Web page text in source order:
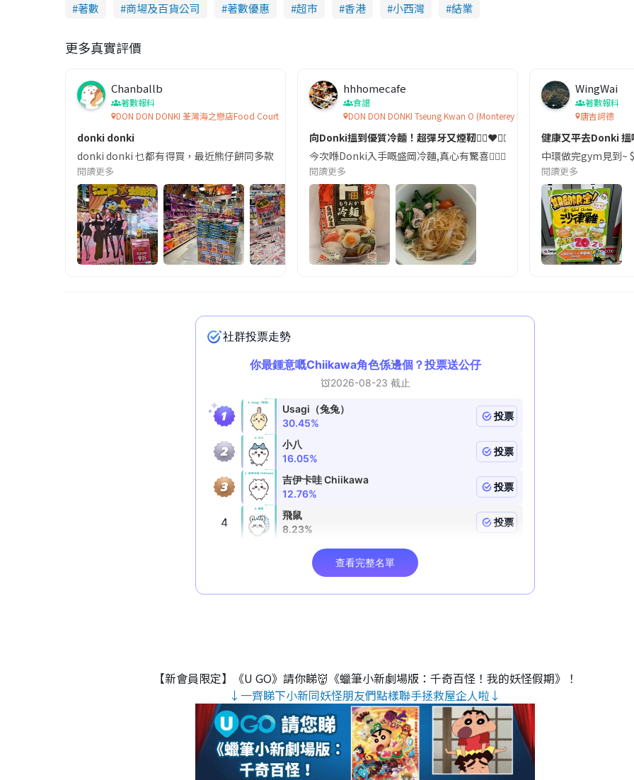
著數 商場及百貨公司 著數優惠 超市 香港 小西灣 結業
更多真實評價
Chanballb
著數報料
DON DON DONKI 荃灣海之戀店Food Court
donki donki
donki donki 乜都有得買，最近熊仔餅同多款日本零食都做緊優惠，好抵食。 #優惠 #折扣 #折扣優惠 #著數 #限時優惠 #清
閱讀更多
hhhomecafe
食譜
DON DON DONKI Tseung Kwan O (Monterey Place) Store
向Donki搵到優質冷麵！超彈牙又煙靭👍🏼❤️👏🏼🎉
今次喺Donki入手嘅盛岡冷麵,真心有驚喜👍🏼👍🏼👍🏼👍🏼麵身晶瑩帶彈
閱讀更多
WingWai
著數報料
唐吉訶德
健康又平去Donki 搵
中環做完gym見到~
閱讀更多
【新會員限定】《U GO》請你睇👹《蠟筆小新劇場版：千奇百怪！我的妖怪假期》！
↓一齊睇下小新同妖怪朋友們點樣聯手拯救屋企人啦↓